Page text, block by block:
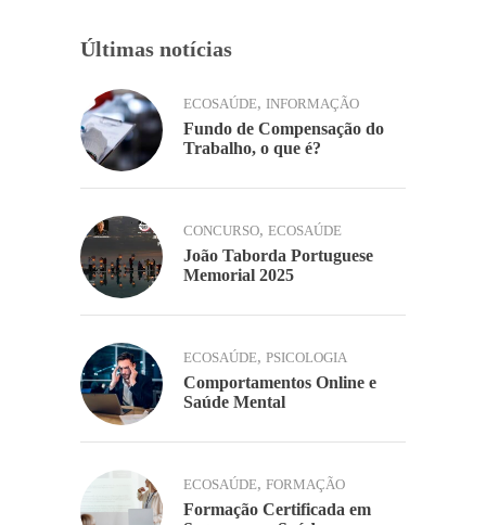
Últimas notícias
ECOSAÚDE, INFORMAÇÃO
Fundo de Compensação do
Trabalho, o que é?
CONCURSO, ECOSAÚDE
João Taborda Portuguese
Memorial 2025
ECOSAÚDE, PSICOLOGIA
Comportamentos Online e
Saúde Mental
ECOSAÚDE, FORMAÇÃO
Formação Certificada em